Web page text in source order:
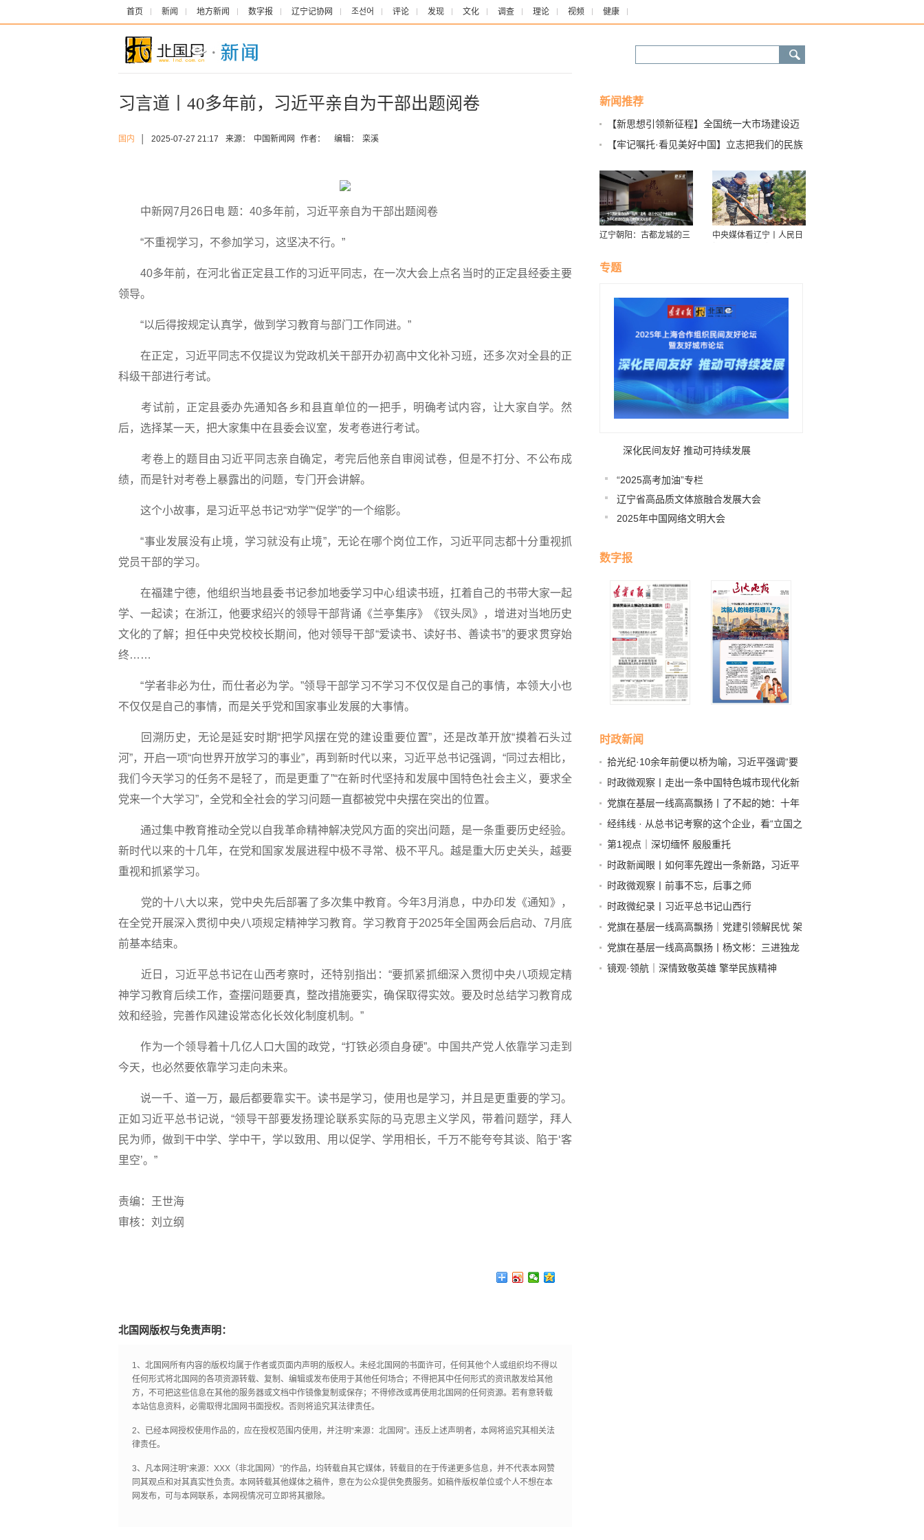
首页 新闻 地方新闻 数字报 辽宁记协网 조선어 评论 发现 文化 调查 理论 视频 健康
习言道丨40多年前，习近平亲自为干部出题阅卷
国内 2025-07-27 21:17 来源： 中国新闻网 作者： 编辑： 栾溪
中新网7月26日电 题：40多年前，习近平亲自为干部出题阅卷
“不重视学习，不参加学习，这坚决不行。”
40多年前，在河北省正定县工作的习近平同志，在一次大会上点名当时的正定县经委主要
领导。
“以后得按规定认真学，做到学习教育与部门工作同进。”
在正定，习近平同志不仅提议为党政机关干部开办初高中文化补习班，还多次对全县的正
科级干部进行考试。
考试前，正定县委办先通知各乡和县直单位的一把手，明确考试内容，让大家自学。然
后，选择某一天，把大家集中在县委会议室，发考卷进行考试。
考卷上的题目由习近平同志亲自确定，考完后他亲自审阅试卷，但是不打分、不公布成
绩，而是针对考卷上暴露出的问题，专门开会讲解。
这个小故事，是习近平总书记“劝学”“促学”的一个缩影。
“事业发展没有止境，学习就没有止境”，无论在哪个岗位工作，习近平同志都十分重视抓
党员干部的学习。
在福建宁德，他组织当地县委书记参加地委学习中心组读书班，扛着自己的书带大家一起
学、一起读；在浙江，他要求绍兴的领导干部背诵《兰亭集序》《钗头凤》，增进对当地历史
文化的了解；担任中央党校校长期间，他对领导干部“爱读书、读好书、善读书”的要求贯穿始
终……
“学者非必为仕，而仕者必为学。”领导干部学习不学习不仅仅是自己的事情，本领大小也
不仅仅是自己的事情，而是关乎党和国家事业发展的大事情。
回溯历史，无论是延安时期“把学风摆在党的建设重要位置”，还是改革开放“摸着石头过
河”，开启一项“向世界开放学习的事业”，再到新时代以来，习近平总书记强调，“同过去相比，
我们今天学习的任务不是轻了，而是更重了”“在新时代坚持和发展中国特色社会主义，要求全
党来一个大学习”，全党和全社会的学习问题一直都被党中央摆在突出的位置。
通过集中教育推动全党以自我革命精神解决党风方面的突出问题，是一条重要历史经验。
新时代以来的十几年，在党和国家发展进程中极不寻常、极不平凡。越是重大历史关头，越要
重视和抓紧学习。
党的十八大以来，党中央先后部署了多次集中教育。今年3月消息，中办印发《通知》，
在全党开展深入贯彻中央八项规定精神学习教育。学习教育于2025年全国两会后启动、7月底
前基本结束。
近日，习近平总书记在山西考察时，还特别指出：“要抓紧抓细深入贯彻中央八项规定精
神学习教育后续工作，查摆问题要真，整改措施要实，确保取得实效。要及时总结学习教育成
效和经验，完善作风建设常态化长效化制度机制。”
作为一个领导着十几亿人口大国的政党，“打铁必须自身硬”。中国共产党人依靠学习走到
今天，也必然要依靠学习走向未来。
说一千、道一万，最后都要靠实干。读书是学习，使用也是学习，并且是更重要的学习。
正如习近平总书记说，“领导干部要发扬理论联系实际的马克思主义学风，带着问题学，拜人
民为师，做到干中学、学中干，学以致用、用以促学、学用相长，千万不能夸夸其谈、陷于‘客
里空’。”
责编：王世海
审核：刘立纲
北国网版权与免责声明：
1、北国网所有内容的版权均属于作者或页面内声明的版权人。未经北国网的书面许可，任何其他个人或组织均不得以
任何形式将北国网的各项资源转载、复制、编辑或发布使用于其他任何场合；不得把其中任何形式的资讯散发给其他
方，不可把这些信息在其他的服务器或文档中作镜像复制或保存；不得修改或再使用北国网的任何资源。若有意转载
本站信息资料，必需取得北国网书面授权。否则将追究其法律责任。
2、已经本网授权使用作品的，应在授权范围内使用，并注明“来源：北国网”。违反上述声明者，本网将追究其相关法
律责任。
3、凡本网注明“来源：XXX（非北国网）”的作品，均转载自其它媒体，转载目的在于传递更多信息，并不代表本网赞
同其观点和对其真实性负责。本网转载其他媒体之稿件，意在为公众提供免费服务。如稿件版权单位或个人不想在本
网发布，可与本网联系，本网视情况可立即将其撤除。
新闻推荐
【新思想引领新征程】全国统一大市场建设迈
向纵深 释放发展新活力
【牢记嘱托·看见美好中国】立志把我们的民族
辽宁朝阳：古都龙城的三
中央媒体看辽宁丨人民日
专题
深化民间友好 推动可持续发展
“2025高考加油”专栏
辽宁省高品质文体旅融合发展大会
2025年中国网络文明大会
数字报
时政新闻
拾光纪·10余年前便以桥为喻，习近平强调“要
牢牢把握中欧关系发展的正确方向”
时政微观察丨走出一条中国特色城市现代化新
路子
党旗在基层一线高高飘扬丨了不起的她：十年
驻村路 绘就乡村振兴新图景
经纬线 · 从总书记考察的这个企业，看“立国之
本、强国之基”
第1视点｜深切缅怀 殷殷重托
时政新闻眼丨如何率先蹚出一条新路，习近平
山西考察作出部署
时政微观察丨前事不忘，后事之师
时政微纪录丨习近平总书记山西行
党旗在基层一线高高飘扬｜党建引领解民忧 架
起群众“连心桥”
党旗在基层一线高高飘扬丨杨文彬：三进独龙
江 书写驻村第一书记的峡谷情怀
镜观·领航｜深情致敬英雄 擎举民族精神